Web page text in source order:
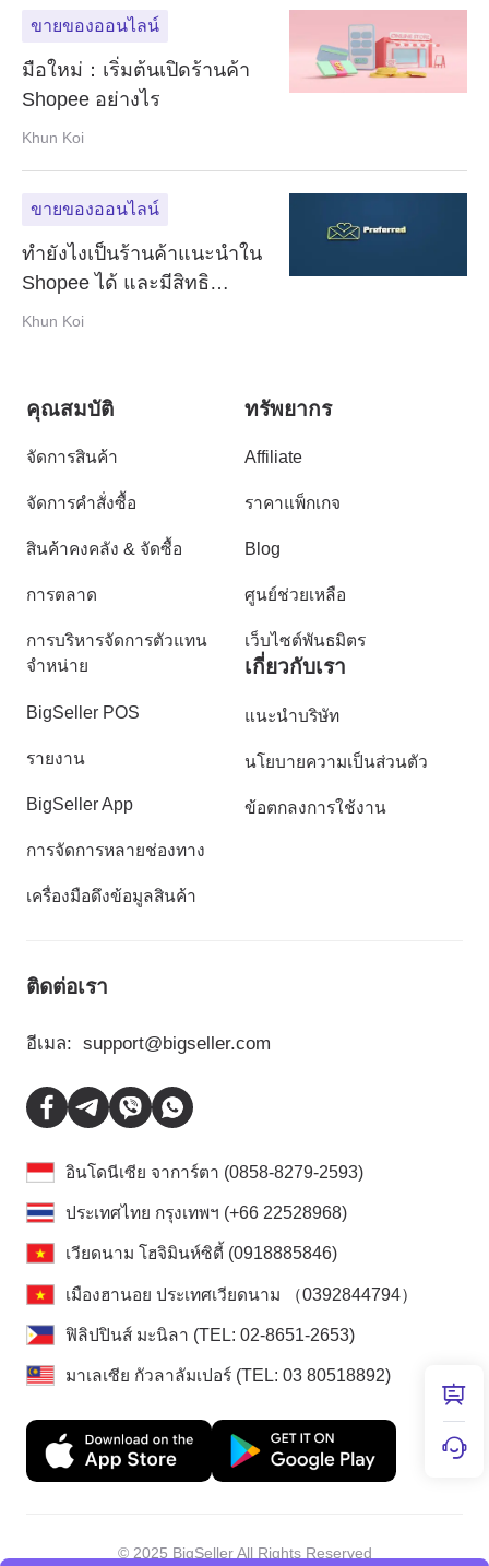
ขายของออนไลน์
มือใหม่：เริ่มต้นเปิดร้านค้า
Shopee อย่างไร
Khun Koi
ขายของออนไลน์
ทำยังไงเป็นร้านค้าแนะนำใน
Shopee ได้ และมีสิทธิ
ประโยชน์อะไรบ้าง
Khun Koi
คุณสมบัติ
จัดการสินค้า
จัดการคำสั่งซื้อ
สินค้าคงคลัง & จัดซื้อ
การตลาด
การบริหารจัดการตัวแทน
จำหน่าย
BigSeller POS
รายงาน
BigSeller App
การจัดการหลายช่องทาง
เครื่องมือดึงข้อมูลสินค้า
ทรัพยากร
Affiliate
ราคาแพ็กเกจ
Blog
ศูนย์ช่วยเหลือ
เว็บไซต์พันธมิตร
เกี่ยวกับเรา
แนะนำบริษัท
นโยบายความเป็นส่วนตัว
ข้อตกลงการใช้งาน
ติดต่อเรา
อีเมล: support@bigseller.com
อินโดนีเซีย จาการ์ตา (0858-8279-2593)
ประเทศไทย กรุงเทพฯ (+66 22528968)
เวียดนาม โฮจิมินห์ซิตี้ (0918885846)
เมืองฮานอย ประเทศเวียดนาม （0392844794）
ฟิลิปปินส์ มะนิลา (TEL: 02-8651-2653)
มาเลเซีย กัวลาลัมเปอร์ (TEL: 03 80518892)
© 2025 BigSeller All Rights Reserved